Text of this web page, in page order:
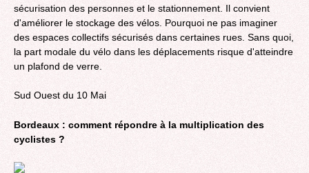
sécurisation des personnes et le stationnement. Il convient
d'améliorer le stockage des vélos. Pourquoi ne pas imaginer
des espaces collectifs sécurisés dans certaines rues. Sans quoi,
la part modale du vélo dans les déplacements risque d'atteindre
un plafond de verre.
Sud Ouest du 10 Mai
Bordeaux : comment répondre à la multiplication des
cyclistes ?